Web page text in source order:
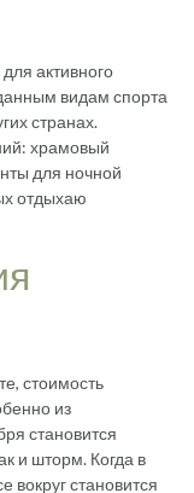
активного
видам спорта
странах.
храмовый
для ночной
отдыхаю
стоимость
из
становится
и шторм. Когда в
вокруг становится